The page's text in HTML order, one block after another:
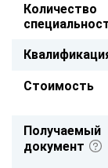
Количество
Стоимость
Получаемый
документ